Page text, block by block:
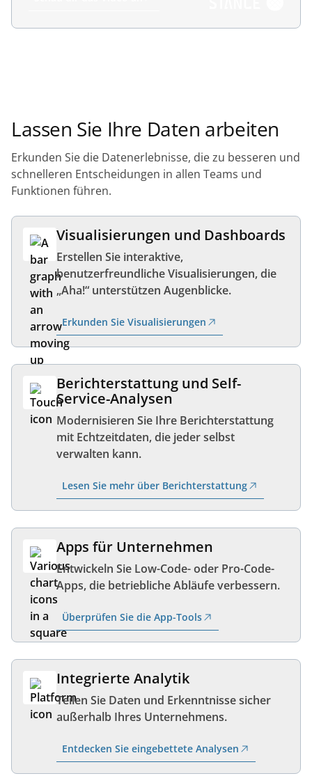
Lassen Sie Ihre Daten arbeiten
Erkunden Sie die Datenerlebnisse, die zu besseren und
schnelleren Entscheidungen in allen Teams und
Funktionen führen.
Visualisierungen und Dashboards
Erstellen Sie interaktive,
benutzerfreundliche Visualisierungen, die
„Aha!“ unterstützen Augenblicke.
Erkunden Sie Visualisierungen
Berichterstattung und Self-
Service-Analysen
Modernisieren Sie Ihre Berichterstattung
mit Echtzeitdaten, die jeder selbst
verwalten kann.
Lesen Sie mehr über Berichterstattung
Apps für Unternehmen
Entwickeln Sie Low-Code- oder Pro-Code-
Apps, die betriebliche Abläufe verbessern.
Überprüfen Sie die App-Tools
Integrierte Analytik
Teilen Sie Daten und Erkenntnisse sicher
außerhalb Ihres Unternehmens.
Entdecken Sie eingebettete Analysen